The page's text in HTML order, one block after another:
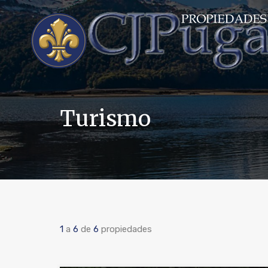
Turismo
1 a 6 de 6 propiedades